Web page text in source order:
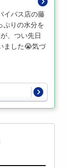
イパス店の藤
ぷりの水分を
、つい先日
ました😭気づ